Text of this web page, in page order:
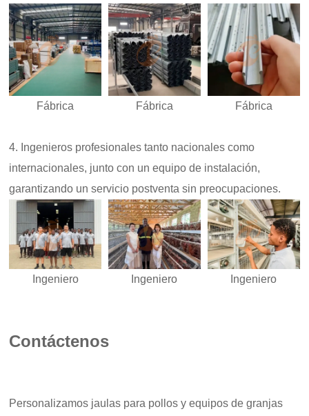
Fábrica Fábrica Fábrica
4. Ingenieros profesionales tanto nacionales como
internacionales, junto con un equipo de instalación,
garantizando un servicio postventa sin preocupaciones.
Ingeniero Ingeniero Ingeniero
Contáctenos
Personalizamos jaulas para pollos y equipos de granjas